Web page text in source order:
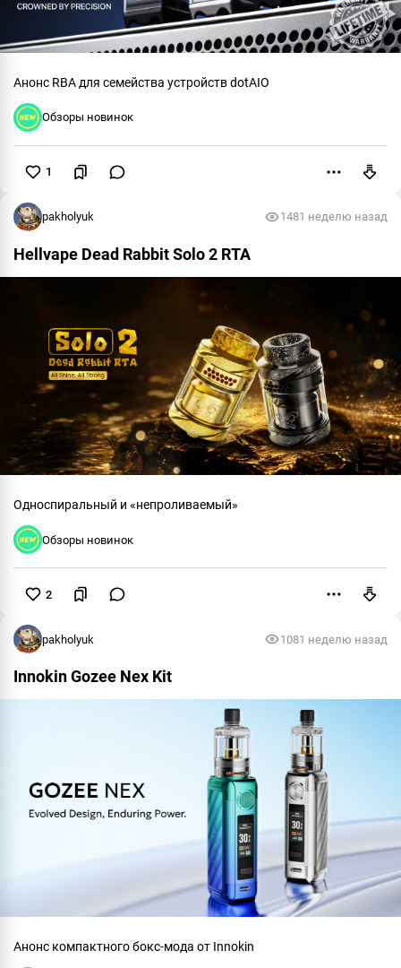
Анонс RBA для семейства устройств dotAIO
Обзоры новинок
1
pakholyuk 1481 неделю назад
Hellvape Dead Rabbit Solo 2 RTA
Односпиральный и «непроливаемый»
Обзоры новинок
2
pakholyuk 1081 неделю назад
Innokin Gozee Nex Kit
Анонс компактного бокс-мода от Innokin
Пожаловаться